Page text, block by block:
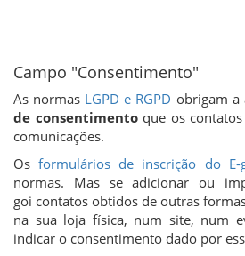
Campo "Consentimento"
As normas LGPD e RGPD obrigam
de consentimentoque os
comunicações.
Osformulários de inscrição do E-
normas. Mas se adicionar ou
goi contatos obtidos de outras
na sua loja física, num site, num
indicar o consentimento dado por